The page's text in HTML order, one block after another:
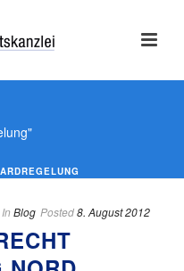
In Blog Posted8. August 2012